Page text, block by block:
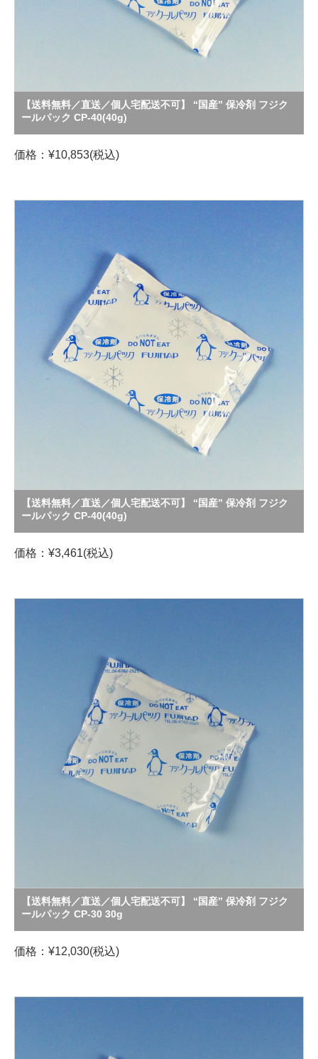
【送料無料／直送／個人宅配送不可】 “国産” 保冷剤 フジク
ールパック CP-40(40g)
価格：¥10,853(税込)
【送料無料／直送／個人宅配送不可】 “国産” 保冷剤 フジク
ールパック CP-40(40g)
価格：¥3,461(税込)
【送料無料／直送／個人宅配送不可】 “国産” 保冷剤 フジク
ールパック CP-30 30g
価格：¥12,030(税込)